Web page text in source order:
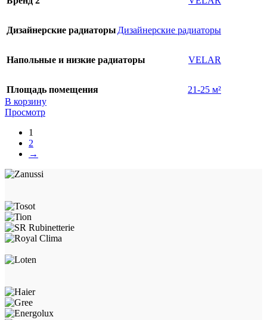
Дизайнерские радиаторы Дизайнерские радиаторы
Напольные и низкие радиаторы VELAR
Площадь помещения
21-25 м²
В корзину
Просмотр
1
2
→